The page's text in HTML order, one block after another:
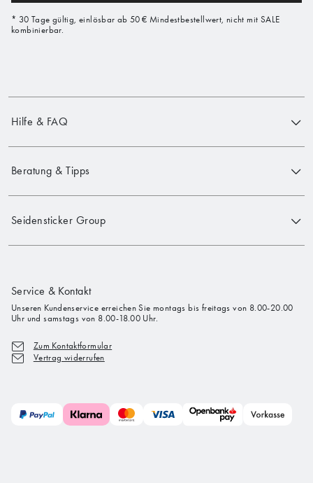
* 30 Tage gültig, einlösbar ab 50 € Mindestbestellwert, nicht mit SALE
kombinierbar.
Hilfe & FAQ
Beratung & Tipps
Seidensticker Group
Service & Kontakt
Unseren Kundenservice erreichen Sie montags bis freitags von 8.00-20.00
Uhr und samstags von 8.00-18.00 Uhr.
Zum Kontaktformular
Vertrag widerrufen